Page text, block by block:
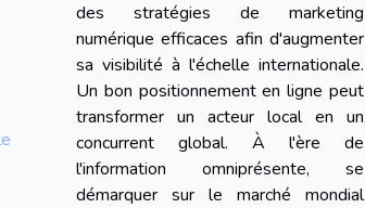
des stratégies de marketing
numérique efficaces afin d'augmenter
sa visibilité à l'échelle internationale.
Un bon positionnement en ligne peut
transformer un acteur local en un
concurrent global. À l'ère de
l'information omniprésente, se
démarquer sur le marché mondial